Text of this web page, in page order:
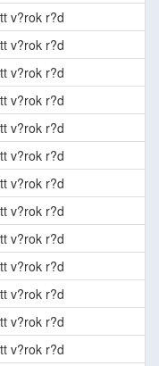
v?rok r?d
v?rok r?d
v?rok r?d
v?rok r?d
v?rok r?d
v?rok r?d
v?rok r?d
v?rok r?d
v?rok r?d
v?rok r?d
v?rok r?d
v?rok r?d
v?rok r?d